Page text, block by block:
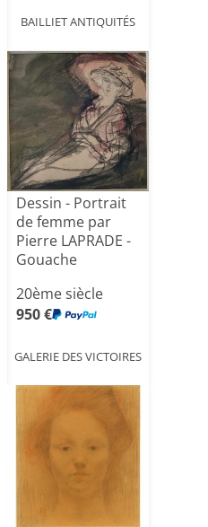
BAILLIET ANTIQUITÉS
Dessin - Portrait
de femme par
Pierre LAPRADE -
Gouache
20ème siècle
950 €
GALERIE DES VICTOIRES